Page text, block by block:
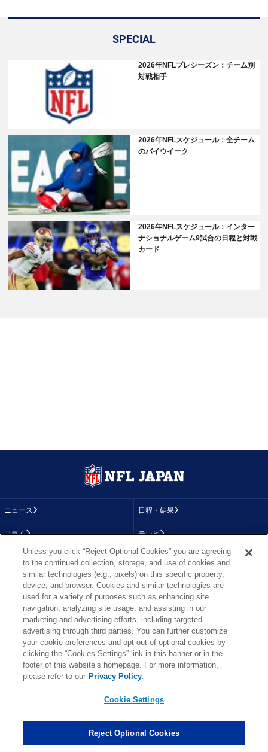
SPECIAL
2026年NFLプレシーズン：チーム別
対戦相手
2026年NFLスケジュール：全チーム
のバイウイーク
2026年NFLスケジュール：インター
ナショナルゲーム9試合の日程と対戦
カード
ニュース 日程・結果
コラム テレビ
画像
順位表
About NFL
More NFL 特集
TOP お問い合わせ FAQ
PHOTO BY AP Images / PHOTO BY Getty Images
Unless you click “Reject Optional Cookies” you are agreeing
to the continued collection, storage, and use of cookies and
similar technologies (e.g., pixels) on this specific property,
device, and browser. Cookies and similar technologies are
used for a variety of purposes such as enhancing site
navigation, analyzing site usage, and assisting in our
marketing and advertising efforts, including targeted
advertising through third parties. You can further customize
your cookie preferences and opt out of optional cookies by
clicking the “Cookies Settings” link in this banner or in the
footer of this website’s homepage. For more information,
please refer to our Privacy Policy.
Cookie Settings
Reject Optional Cookies